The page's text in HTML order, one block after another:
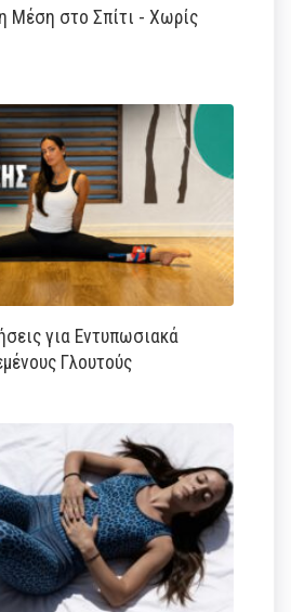
Μέση στο Σπίτι - Χωρίς
για Εντυπωσιακά
Γλουτούς